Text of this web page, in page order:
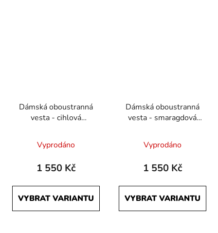
Dámská oboustranná
vesta - cihlová
Vyprodáno
1 550 Kč
VYBRAT VARIANTU
Dámská oboustranná
vesta - smaragdová
hodnocení
produktu
5,0
z
Vyprodáno
1 550 Kč
VYBRAT VARIANTU